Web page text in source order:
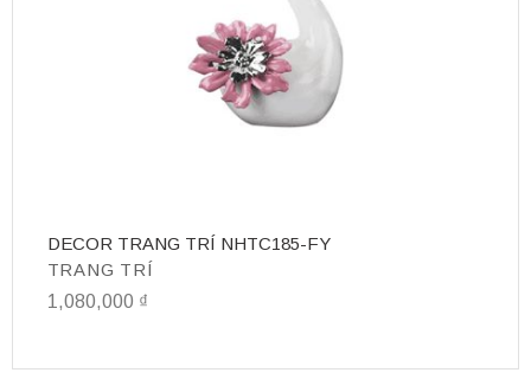
TRANG TRÍ
DECOR TRANG TRÍ NHTC185-FY
1,080,000 ₫